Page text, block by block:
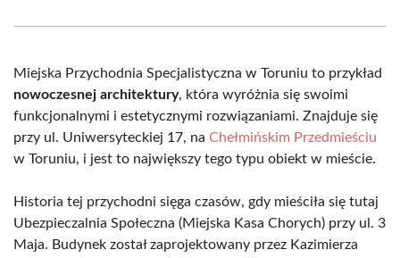
(Twitter)
Miejska Przychodnia Specjalistyczna w Toruniu to przykład
nowoczesnej architektury, która wyróżnia się swoimi
funkcjonalnymi i estetycznymi rozwiązaniami. Znajduje się
przy ul. Uniwersyteckiej 17, na Chełmińskim Przedmieściu
w Toruniu, i jest to największy tego typu obiekt w mieście.
Historia tej przychodni sięga czasów, gdy mieściła się tutaj
Ubezpieczalnia Społeczna (Miejska Kasa Chorych) przy ul. 3
Maja. Budynek został zaprojektowany przez Kazimierza